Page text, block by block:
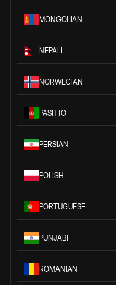
MONGOLIAN
NEPALI
NORWEGIAN
PASHTO
PERSIAN
POLISH
PORTUGUESE
PUNJABI
ROMANIAN